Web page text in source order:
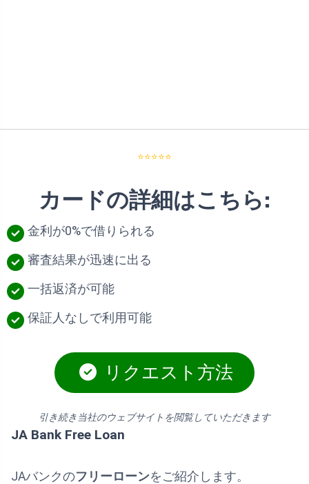
⭐⭐⭐⭐⭐
カードの詳細はこちら:
金利が0%で借りられる
審査結果が迅速に出る
一括返済が可能
保証人なしで利用可能
リクエスト方法
引き続き当社のウェブサイトを閲覧していただきます
JA Bank Free Loan
JAバンクのフリーローンをご紹介します。